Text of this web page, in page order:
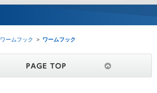
ワームフック > ワームフック